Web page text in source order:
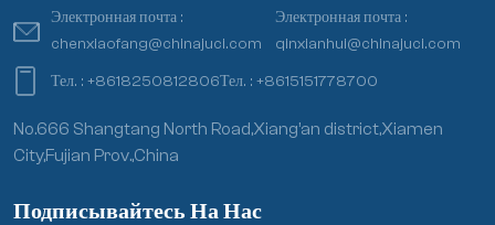
Электронная почта :
chenxiaofang@chinajuci.com
Электронная почта :
qinxianhui@chinajuci.com
Тел. :+8618250812806Тел. :+8615151778700
No.666 Shangtang North Road,Xiang’an district,Xiamen
City,Fujian Prov.,China
Подписывайтесь На Нас